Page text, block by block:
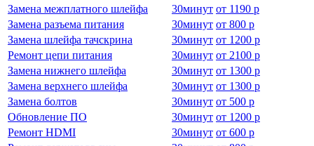
Замена межплатного шлейфа
30минут от 1190 р
Замена разъема питания
30минут от 800 р
Замена шлейфа тачскрина
30минут от 1200 р
Ремонт цепи питания
30минут от 2100 р
Замена нижнего шлейфа
30минут от 1300 р
Замена верхнего шлейфа
30минут от 1300 р
Замена болтов
30минут от 500 р
Обновление ПО
30минут от 1200 р
Ремонт HDMI
30минут от 600 р